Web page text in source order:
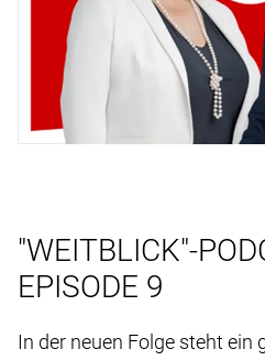
"WEITBLICK"-
EPISODE 9
In der neuen Folge steht